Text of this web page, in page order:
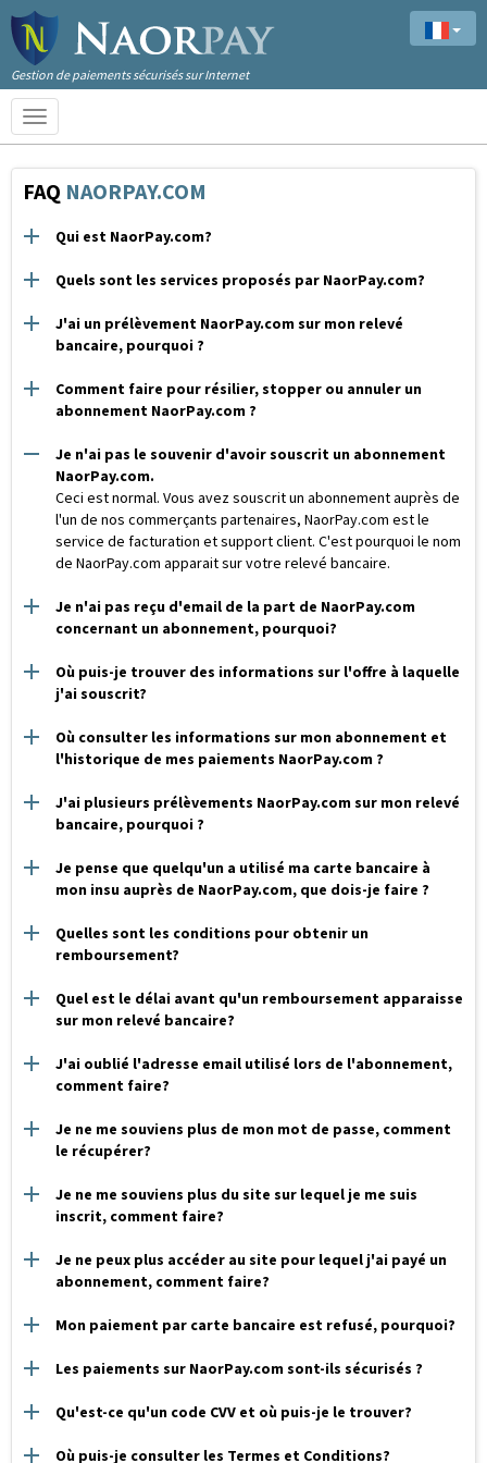
Gestion de paiements sécurisés sur Internet
Toggle
navigation
FAQ NAORPAY.COM
Qui est NaorPay.com?
Quels sont les services proposés par NaorPay.com?
J'ai un prélèvement NaorPay.com sur mon relevé
bancaire, pourquoi ?
Comment faire pour résilier, stopper ou annuler un
abonnement NaorPay.com ?
Je n'ai pas le souvenir d'avoir souscrit un abonnement
NaorPay.com.
Ceci est normal. Vous avez souscrit un abonnement auprès de
l'un de nos commerçants partenaires, NaorPay.com est le
service de facturation et support client. C'est pourquoi le nom
de NaorPay.com apparait sur votre relevé bancaire.
Je n'ai pas reçu d'email de la part de NaorPay.com
concernant un abonnement, pourquoi?
Où puis-je trouver des informations sur l'offre à laquelle
j'ai souscrit?
Où consulter les informations sur mon abonnement et
l'historique de mes paiements NaorPay.com ?
J'ai plusieurs prélèvements NaorPay.com sur mon relevé
bancaire, pourquoi ?
Je pense que quelqu'un a utilisé ma carte bancaire à
mon insu auprès de NaorPay.com, que dois-je faire ?
Quelles sont les conditions pour obtenir un
remboursement?
Quel est le délai avant qu'un remboursement apparaisse
sur mon relevé bancaire?
J'ai oublié l'adresse email utilisé lors de l'abonnement,
comment faire?
Je ne me souviens plus de mon mot de passe, comment
le récupérer?
Je ne me souviens plus du site sur lequel je me suis
inscrit, comment faire?
Je ne peux plus accéder au site pour lequel j'ai payé un
abonnement, comment faire?
Mon paiement par carte bancaire est refusé, pourquoi?
Les paiements sur NaorPay.com sont-ils sécurisés ?
Qu'est-ce qu'un code CVV et où puis-je le trouver?
Où puis-je consulter les Termes et Conditions?